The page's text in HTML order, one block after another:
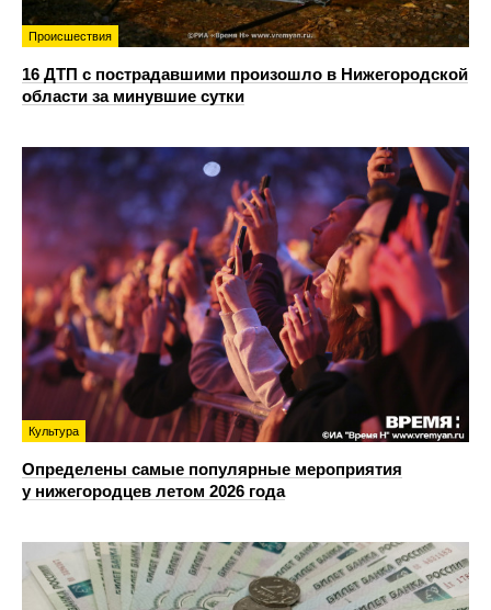
Происшествия
16 ДТП с пострадавшими произошло в Нижегородской
области за минувшие сутки
Культура
Определены самые популярные мероприятия
у нижегородцев летом 2026 года